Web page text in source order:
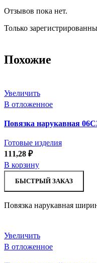
Отзывов пока нет.
Только
Похожие
Увеличить
В отложенное
Повязка нарукавная
Готовые изделия
111,28 ₽
В корзину
БЫСТРЫЙ ЗАКАЗ
Повязка нарукавная
Увеличить
В отложенное